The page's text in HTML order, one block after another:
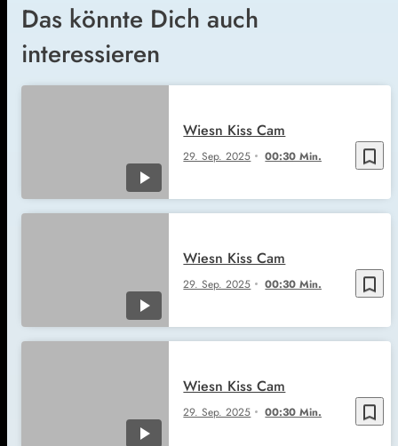
Das könnte Dich auch
interessieren
bookmark_border
29. Sep. 2025 00:30 Min.
Wiesn Kiss Cam
bookmark_border
29. Sep. 2025 00:30 Min.
Wiesn Kiss Cam
bookmark_border
29. Sep. 2025 00:30 Min.
Wiesn Kiss Cam